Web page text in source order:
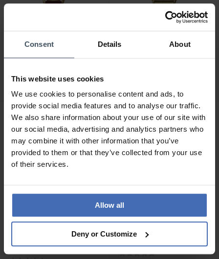
Consent Details About
This website uses cookies
We use cookies to personalise content and ads, to
provide social media features and to analyse our traffic.
We also share information about your use of our site with
our social media, advertising and analytics partners who
may combine it with other information that you’ve
provided to them or that they’ve collected from your use
of their services.
Allow all
Deny or Customize
avant CHF 149.00
NOUVEAU
CHF 166.50
Fossil Raquel - ES5512
NOUVEAU
Fossil Everett - FS6175